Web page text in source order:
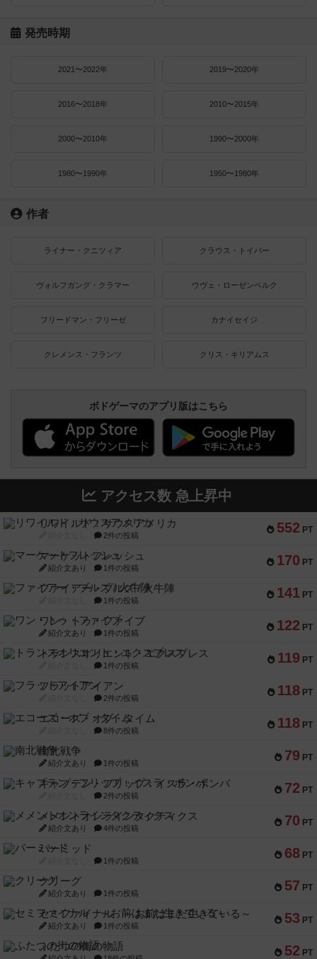
発売時期
2021〜2022年 2019〜2020年
2016〜2018年 2010〜2015年
2000〜2010年 1990〜2000年
1980〜1990年 1950〜1980年
作者
ライナー・クニツィア クラウス・トイバー
ヴォルフガング・クラマー ウヴェ・ローゼンベルク
フリードマン・フリーゼ カナイセイジ
クレメンス・フランツ クリス・キリアムス
ボドゲーマのアプリ版はこちら
アクセス数 急上昇中
552 PT
リワイルド：サウスアメリカ
2件の投稿
170 PT
マーケットフレッシュ
紹介文あり 1件の投稿
141 PT
ファイアー・ブルズ / 火牛陣
1件の投稿
122 PT
ワン・トゥ・ファイブ
紹介文あり 1件の投稿
119 PT
トランスオリエント・エクスプレス
1件の投稿
118 PT
フラットアイアン
2件の投稿
118 PT
エコーズ・オブ・タイム
8件の投稿
79 PT
南北戦争
紹介文あり 1件の投稿
72 PT
キャプテン・フリップ：イスラ・ボンバ
2件の投稿
70 PT
メメントオンラインタクティクス
紹介文あり 4件の投稿
68 PT
パーミッド
1件の投稿
57 PT
クリーグ
紹介文あり 1件の投稿
53 PT
セミファイナル ～お前はまだ生きている～
紹介文あり 1件の投稿
52 PT
ふたつの街の物語